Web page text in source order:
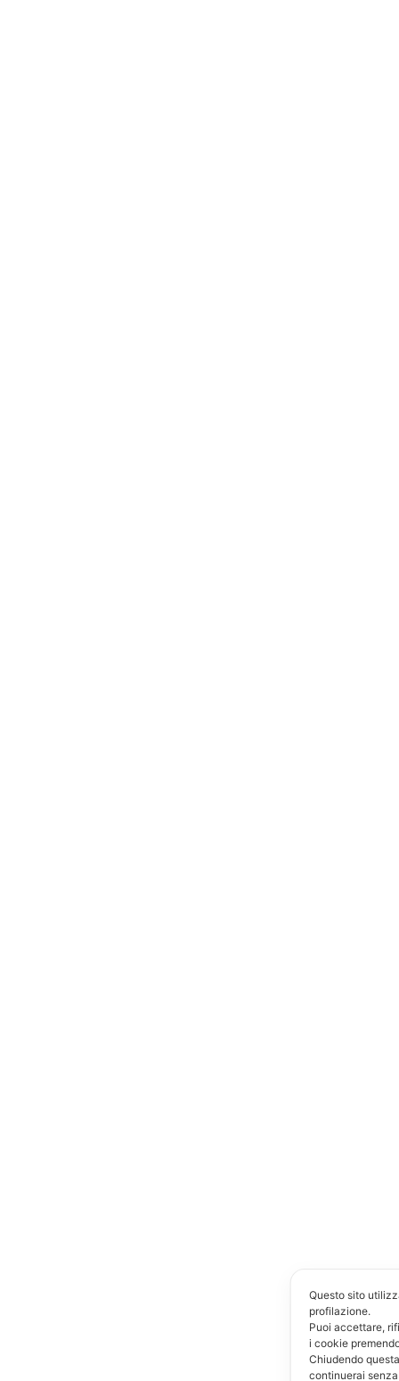
Questo sito
profilazione.
Puoi accettare,
i cookie
Chiudendo
continuerai